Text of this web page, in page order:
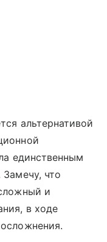
альтернативой
единственным
что
и
в ходе